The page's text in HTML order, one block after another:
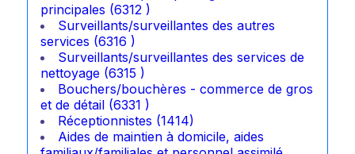
principales (6312 )
Surveillants/surveillantes des autres
services (6316 )
Surveillants/surveillantes des services de
nettoyage (6315 )
Bouchers/bouchères - commerce de gros
et de détail (6331 )
Réceptionnistes (1414)
Aides de maintien à domicile, aides